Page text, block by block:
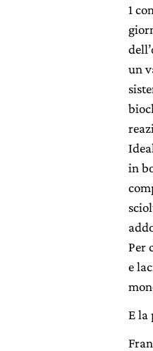
1
un
in
Per
e
E la